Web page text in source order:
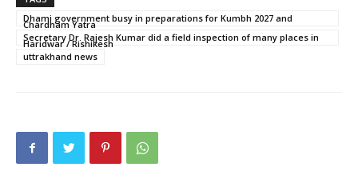
Dhami government busy in preparations for Kumbh 2027 and
Chardham Yatra
Secretary Dr. Rajesh Kumar did a field inspection of many places in
Haridwar / Rishikesh
uttrakhand news